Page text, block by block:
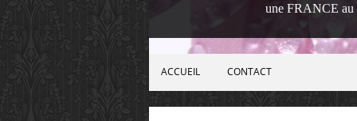
une FRANCE
ACCUEIL CONTACT